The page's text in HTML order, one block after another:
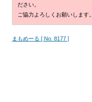
ださい。
ご協力よろしくお願いします。
まもめーる [ No. 8177 ]